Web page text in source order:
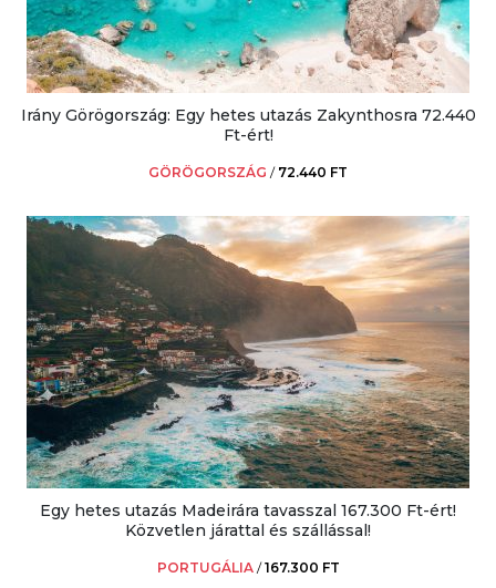
Irány Görögország: Egy hetes utazás Zakynthosra 72.440
Ft-ért!
GÖRÖGORSZÁG / 72.440 FT
Egy hetes utazás Madeirára tavasszal 167.300 Ft-ért!
Közvetlen járattal és szállással!
PORTUGÁLIA /167.300 FT